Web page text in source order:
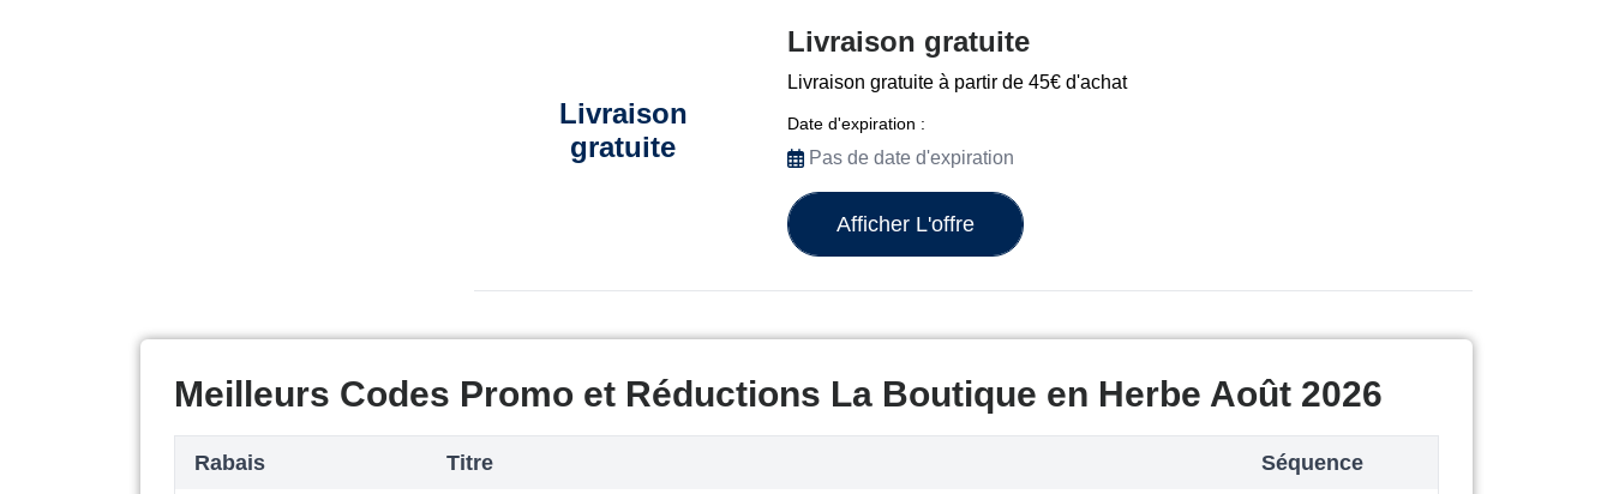
Livraison
gratuite
Livraison gratuite
Livraison gratuite à partir de 45€ d'achat
Date d'expiration :
Pas de date d'expiration
Afficher L'offre
Meilleurs Codes Promo et Réductions La Boutique en Herbe Août 2026
Rabais Titre Séquence